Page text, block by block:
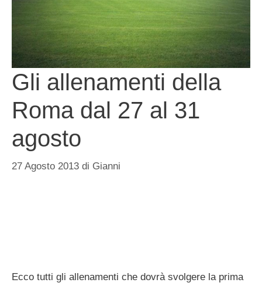
Gli allenamenti della
Roma dal 27 al 31
agosto
27 Agosto 2013 di Gianni
Ecco tutti gli allenamenti che dovrà svolgere la prima